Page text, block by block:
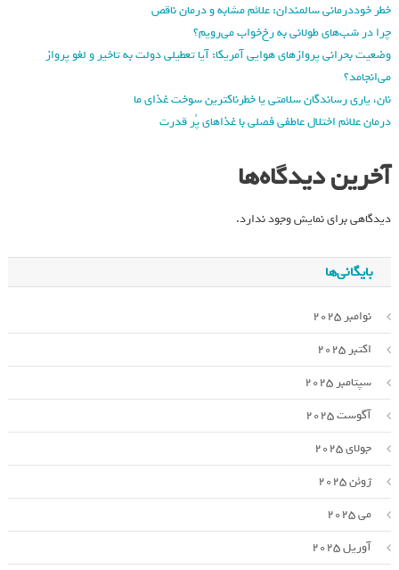
خطر خوددرمانی سالمندان: علائم مشابه و درمان ناقص
چرا در شب‌های طولانی به رخ‌خواب می‌رویم؟
وضعیت بحرانی پروازهای هوایی آمریکا: آیا تعطیلی دولت به تاخیر و لغو پرواز
می‌انجامد؟
نان، یاری رساندگان سلامتی یا خطرناکترین سوخت غذای ما
درمان علائم اختلال عاطفی فصلی با غذاهای پُر قدرت
آخرین دیدگاه‌ها
دیدگاهی برای نمایش وجود ندارد.
بایگانی‌ها
نوامبر 2025
اکتبر 2025
سپتامبر 2025
آگوست 2025
جولای 2025
ژوئن 2025
می 2025
آوریل 2025